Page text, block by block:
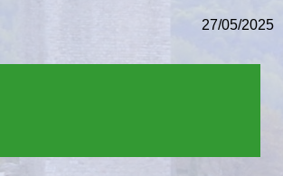
27/05/2025